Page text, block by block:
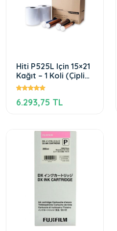
Hiti P525L Için 15×21
Kağıt – 1 Koli (Çipli
Kağıt)
6.293,75 TL